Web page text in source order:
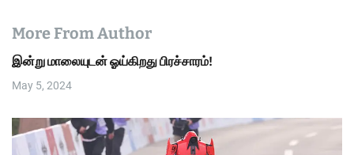
More From Author
இன்று மாலையுடன் ஓய்கிறது பிரச்சாரம்!
May 5, 2024